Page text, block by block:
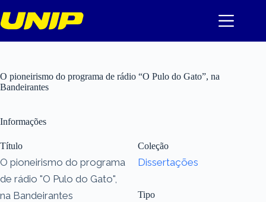
para
o
O pioneirismo do programa de rádio “O Pulo do Gato”, na
Bandeirantes
Informações
Título
O pioneirismo do programa
de rádio "O Pulo do Gato",
na Bandeirantes
Coleção
Dissertações
Tipo